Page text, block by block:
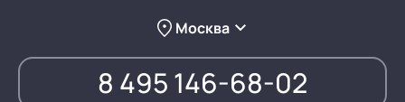
Москва
8 495 146-68-02